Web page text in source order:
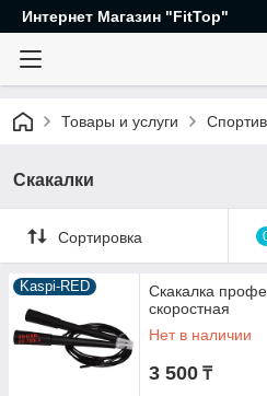
Интернет Магазин "FitTop"
Товары и услуги
Скакалки
Сортировка
Kaspi-RED
Скакалка
скоростная
Нет в наличии
3 500 ₸